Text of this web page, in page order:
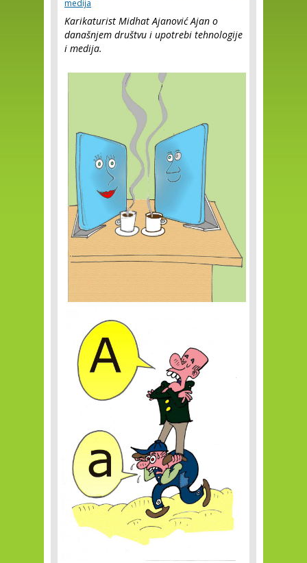
medija
Karikaturist Midhat Ajanović Ajan o
današnjem društvu i upotrebi tehnologije
i medija.